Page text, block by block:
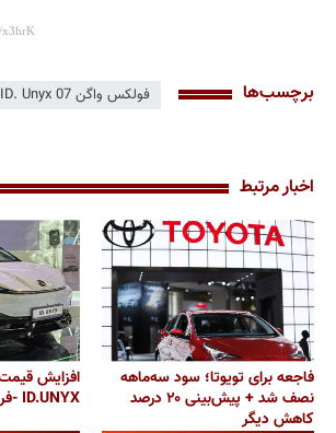
برچسب‌ها فولکس واگن ID. Unyx 07
اخبار مرتبط
فاجعه برای تویوتا؛ سود سه‌ماهه
نصف شد + پیش‌بینی ۲۰ درصد
کاهش دیگر
افزایش
ID.UNYX -فروردین۱۴۰۵